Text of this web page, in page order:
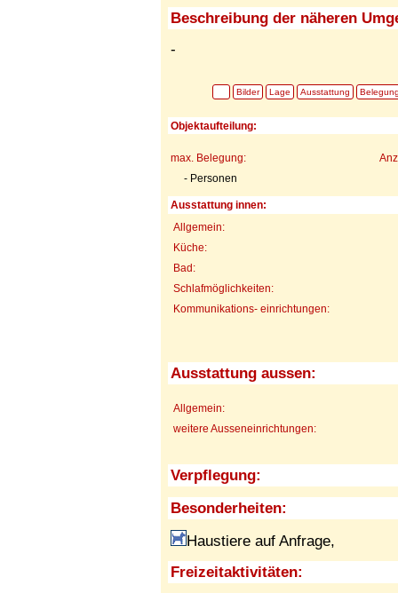
Beschreibung der näheren
-
Bilder Lage Ausstattung
Objektaufteilung:
max. Belegung:
- Personen
Ausstattung innen:
Allgemein:
Küche:
Bad:
Schlafmöglichkeiten:
Kommunikations- einrichtungen:
Ausstattung aussen:
Allgemein:
weitere Ausseneinrichtungen:
Verpflegung:
Besonderheiten:
Haustiere auf Anfrage,
Freizeitaktivitäten: